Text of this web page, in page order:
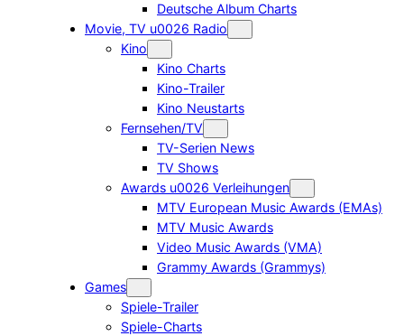
Deutsche Album Charts
Movie, TV u0026 Radio
Kino
Kino Charts
Kino-Trailer
Kino Neustarts
Fernsehen/TV
TV-Serien News
TV Shows
Awards u0026 Verleihungen
MTV European Music Awards (EMAs)
MTV Music Awards
Video Music Awards (VMA)
Grammy Awards (Grammys)
Games
Spiele-Trailer
Spiele-Charts